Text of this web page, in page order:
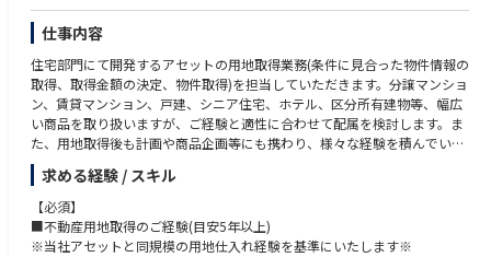
仕事内容
住宅部門にて開発するアセットの用地取得業務(条件に見合った物件情報の
取得、取得金額の決定、物件取得)を担当していただきます。分譲マンショ
ン、賃貸マンション、戸建、シニア住宅、ホテル、区分所有建物等、幅広
い商品を取り扱いますが、ご経験と適性に合わせて配属を検討します。ま
た、用地取得後も計画や商品企画等にも携わり、様々な経験を積んでいく
のが当社の開発業務の特徴ですので、将来の幹部候補として、専門領域を
高め、マネジメントでの活躍も期待しています。
変更の範囲:当社が定める基幹業務全般
求める経験 / スキル
【必須】
■不動産用地取得のご経験(目安5年以上)
※当社アセットと同規模の用地仕入れ経験を基準にいたします※